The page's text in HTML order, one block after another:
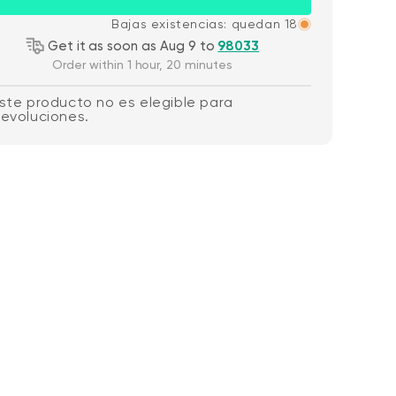
Bajas existencias: quedan 18
Get it as soon as Aug 9 to 98033
Order within 1 hour, 20 minutes
producto no es elegible para